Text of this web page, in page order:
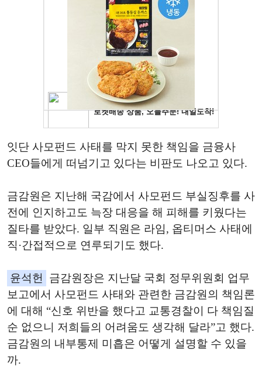
잇단 사모펀드 사태를 막지 못한 책임을 금융사
CEO들에게 떠넘기고 있다는 비판도 나오고 있다.
금감원은 지난해 국감에서 사모펀드 부실징후를 사
전에 인지하고도 늑장 대응을 해 피해를 키웠다는
질타를 받았다. 일부 직원은 라임, 옵티머스 사태에
직·간접적으로 연루되기도 했다.
윤석헌
금감원장은 지난달 국회 정무위원회 업무
보고에서 사모펀드 사태와 관련한 금감원의 책임론
에 대해 “신호 위반을 했다고 교통경찰이 다 책임질
순 없으니 저희들의 어려움도 생각해 달라”고 했다.
금감원의 내부통제 미흡은 어떻게 설명할 수 있을
까.